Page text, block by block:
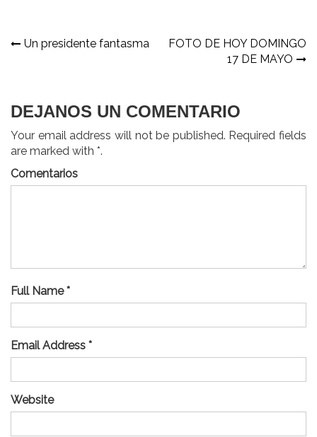
Navegación
Un presidente fantasma
FOTO DE HOY DOMINGO
17 DE MAYO
DEJANOS UN COMENTARIO
Your email address will not be published. Required fields
are marked with *.
Comentarios
Full Name *
Email Address *
Website